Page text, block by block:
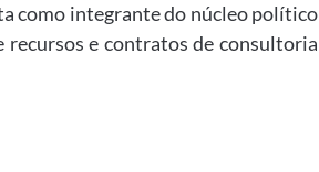
como integrante do núcleo político
recursos e contratos de consultoria